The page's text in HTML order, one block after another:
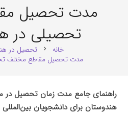
مدت تحصیل
تحصیلی در
خانه chevron_right تحصیل در
مدت تحصیل مقاطع مختلف
راهنمای جامع مدت زمان تحصیل در
هندوستان برای دانشجویان بین‌المللی